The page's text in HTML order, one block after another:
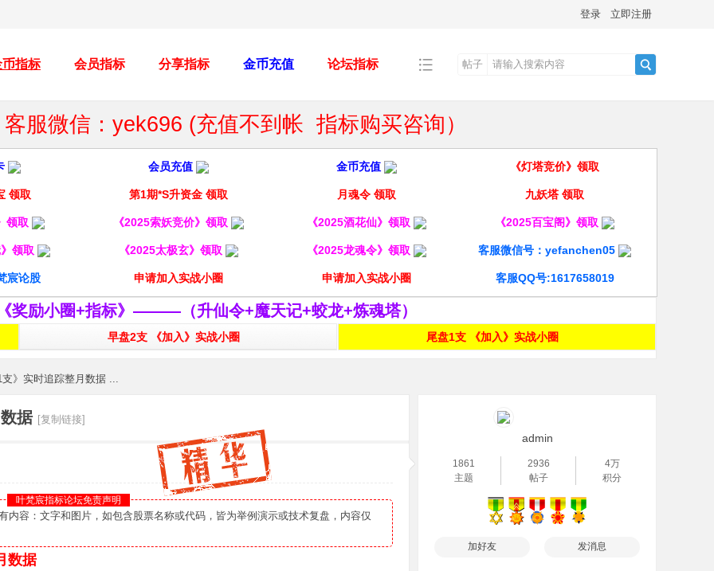
登录 立即注册
币指标 会员指标 分享指标 金币充值 论坛指标
帖子
服微信：yek696 (充值不到帐 指标购买咨询）
会员充值 金币充值 《灯塔竞价》领取
领取 第1期*S升资金 领取 月魂令 领取 九妖塔 领取
领取 《2025索妖竞价》领取 《2025酒花仙》领取 《2025百宝阁》领取
领取 《2025太极玄》领取 《2025龙魂令》领取 客服微信号：yefanchen05
宸论股 申请加入实战小圈 申请加入实战小圈 客服QQ号:1617658019
奖励小圈+指标》———（升仙令+魔天记+蛟龙+炼魂塔）
早盘2支 《加入》实战小圈 尾盘1支 《加入》实战小圈
》实时追踪整月数据 ...
据 [复制链接]
叶梵宸指标论坛免责声明
内容：文字和图片，如包含股票名称或代码，皆为举例演示或技术复盘，内容仅
数据
admin
1861
主题
2936
帖子
4万
积分
加好友 发消息